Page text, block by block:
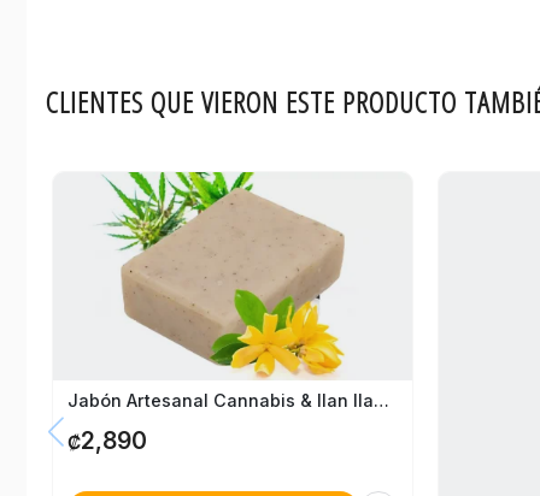
CLIENTES QUE VIERON ESTE PRODUCTO
Jabón Artesanal Cannabis & Ilan Ilan Natural Spa
₡2,890